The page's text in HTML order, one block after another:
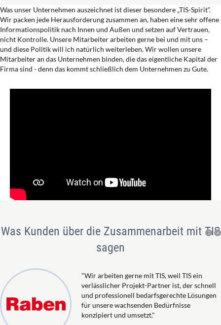
Was unser Unternehmen auszeichnet ist dieser besondere „TIS-Spirit“.
Wir packen jede Herausforderung zusammen an, haben eine sehr offene
Informationspolitik nach Innen und Außen und setzen auf Vertrauen,
nicht Kontrolle. Unsere Mitarbeiter arbeiten gerne bei und mit uns –
und diese Politik will ich natürlich weiterleben. Wir wollen unsere
Mitarbeiter an das Unternehmen binden, die das eigentliche Kapital der
Firma sind - denn das kommt schließlich dem Unternehmen zu Gute.
Was Kunden über die Zusammenarbeit mit TIS
sagen
"Wir arbeiten gerne mit TIS, weil TIS ein
verlässlicher Projekt-Partner ist, der schnell
und professionell bedarfsgerechte Lösungen
für unsere wachsenden Bedürfnisse
konzipiert und umsetzt."